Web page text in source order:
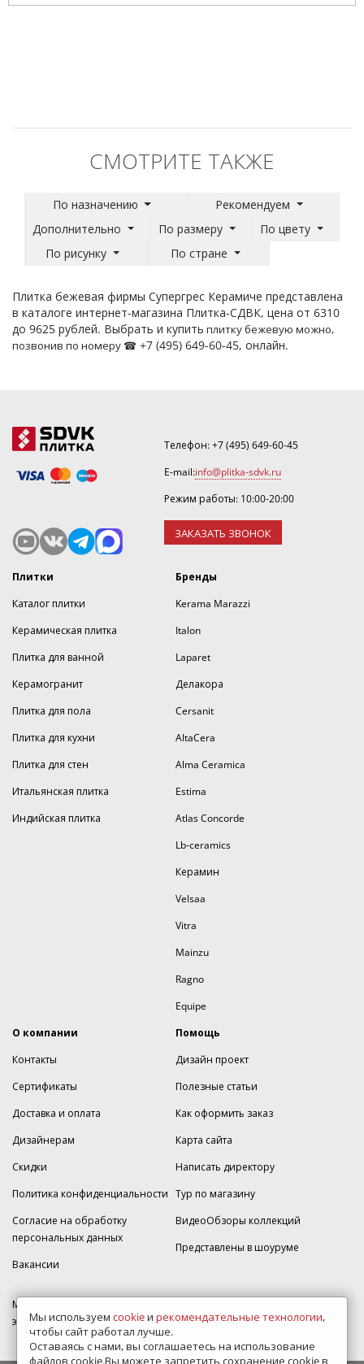
СМОТРИТЕ ТАКЖЕ
По назначению
Рекомендуем
Дополнительно
По размеру
По цвету
По рисунку
По стране
Плитка бежевая фирмы Супергрес Керамиче представлена
в каталоге интернет-магазина Плитка-СДВК, цена от 6310
до 9625 рублей. Выбрать и купить плитку бежевую можно,
позвонив по номеру ☎ +7 (495) 649-60-45, онлайн.
Телефон:+7 (495) 649-60-45
E-mail:info@plitka-sdvk.ru
Режим работы: 10:00-20:00
ЗАКАЗАТЬ ЗВОНОК
Плитки
Каталог плитки
Керамическая плитка
Плитка для ванной
Керамогранит
Плитка для пола
Плитка для кухни
Плитка для стен
Итальянская плитка
Индийская плитка
Бренды
Kerama Marazzi
Italon
Laparet
Делакора
Cersanit
AltaCera
Alma Ceramica
Estima
Atlas Concorde
Lb-ceramics
Керамин
Velsaa
Vitra
Mainzu
Ragno
Equipe
О компании
Контакты
Сертификаты
Доставка и оплата
Дизайнерам
Скидки
Политика конфиденциальности
Согласие на обработку
персональных данных
Вакансии
Помощь
Дизайн проект
Полезные статьи
Как оформить заказ
Карта сайта
Написать директору
Тур по магазину
ВидеоОбзоры коллекций
Представлены в шоуруме
МКАД 2км внешняя сторона, д. 2, ТРЦ "Шоколад" (РИО) Реутов, -1
этаж, магазин Плитка-SDVK.
Мы используем cookieи рекомендательные технологии,
чтобы сайт работал лучше.
Оставаясь с нами, вы соглашаетесь на использование
файлов cookie.Вы можете запретить сохранение cookie в